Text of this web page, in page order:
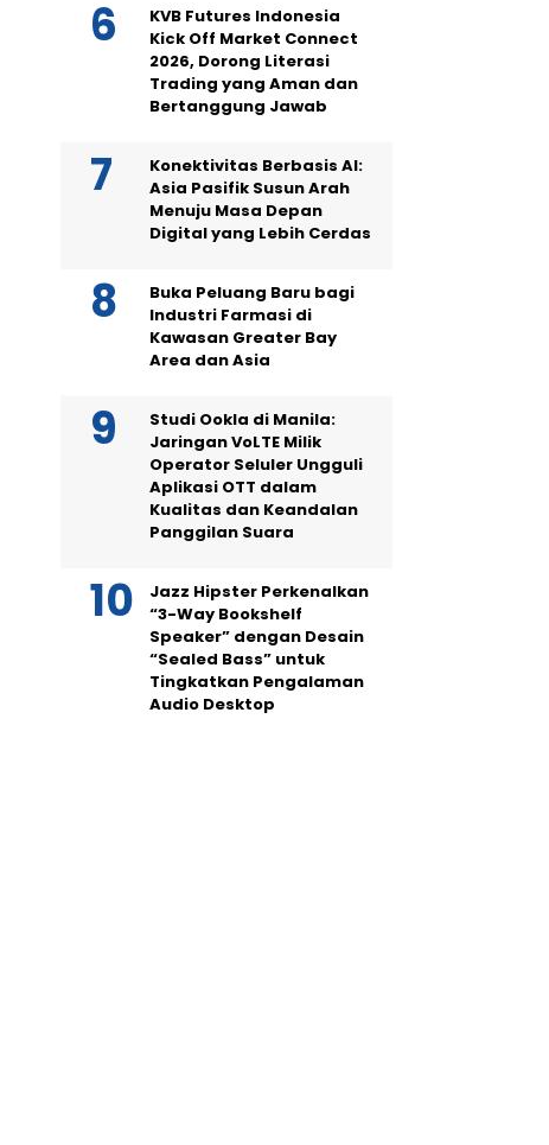
KVB Futures Indonesia
Kick Off Market Connect
2026, Dorong Literasi
Trading yang Aman dan
Bertanggung Jawab
Konektivitas Berbasis AI:
Asia Pasifik Susun Arah
Menuju Masa Depan
Digital yang Lebih Cerdas
Buka Peluang Baru bagi
Industri Farmasi di
Kawasan Greater Bay
Area dan Asia
Studi Ookla di Manila:
Jaringan VoLTE Milik
Operator Seluler Ungguli
Aplikasi OTT dalam
Kualitas dan Keandalan
Panggilan Suara
Jazz Hipster Perkenalkan
“3-Way Bookshelf
Speaker” dengan Desain
“Sealed Bass” untuk
Tingkatkan Pengalaman
Audio Desktop